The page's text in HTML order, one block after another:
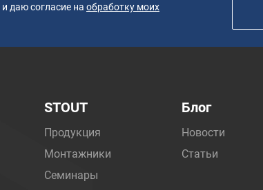
и даю согласие на обработку моих
STOUT
Продукция
Монтажники
Семинары
Блог
Новости
Статьи